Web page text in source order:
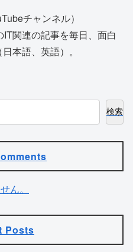
チャンネル）
IT関連の記事を毎日、面白
本語、英語）。
検索
ん。
Posts